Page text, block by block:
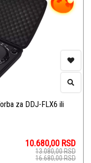
za DDJ-FLX6 ili
10.680,00 RSD
13.080,00RSD
16.680,00RSD